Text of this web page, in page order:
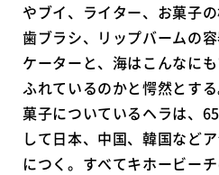
やブイ、ライター、お菓子の
歯ブラシ、リップバームの
ケーターと、海はこんなに
ふれているのかと愕然とす
菓子についているヘラは、
して日本、中国、韓国など
につく。すべてキホービー